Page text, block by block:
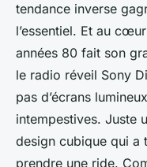
Stélla•11/06/2026 12:54
tendance inverse
l’essentiel. Et au
années 80 fait son
le radio réveil Sony
pas d’écrans
intempestives. Juste
design cubique qui a
prendre une ride.